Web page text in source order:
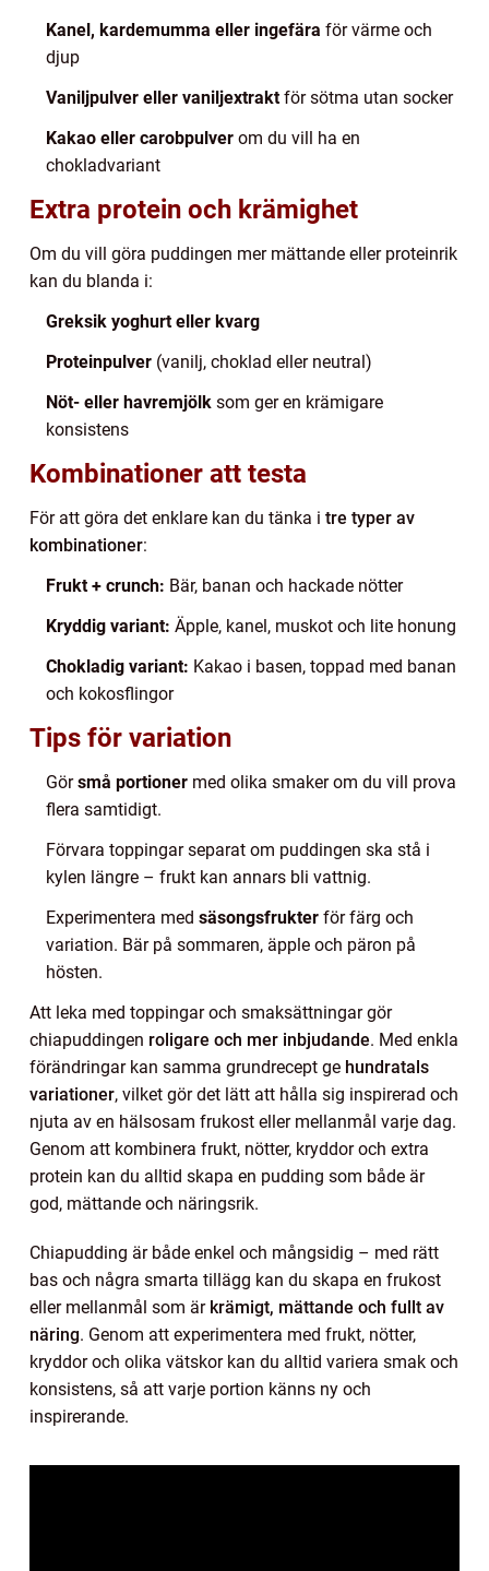
Kanel, kardemumma eller ingefära för värme och
djup
Vaniljpulver eller vaniljextraktför sötma utan socker
Kakao eller carobpulver om du vill ha en
chokladvariant
Extra protein och krämighet
Om du vill göra puddingen mer mättande eller proteinrik
kan du blanda i:
Greksik yoghurt eller kvarg
Proteinpulver (vanilj, choklad eller neutral)
Nöt- eller havremjölk som ger en krämigare
konsistens
Kombinationer att testa
För att göra det enklare kan du tänka i tre typer av
kombinationer:
Frukt + crunch: Bär, banan och hackade nötter
Kryddig variant: Äpple, kanel, muskot och lite honung
Chokladig variant: Kakao i basen, toppad med banan
och kokosflingor
Tips för variation
Görsmå portioner med olika smaker om du vill prova
flera samtidigt.
Förvara toppingar separat om puddingen ska stå i
kylen längre – frukt kan annars bli vattnig.
Experimentera med säsongsfrukter för färg och
variation. Bär på sommaren, äpple och päron på
hösten.
Att leka med toppingar och smaksättningar gör
chiapuddingen roligare och mer inbjudande. Med enkla
förändringar kan samma grundrecept ge hundratals
variationer, vilket gör det lätt att hålla sig inspirerad och
njuta av en hälsosam frukost eller mellanmål varje dag.
Genom att kombinera frukt, nötter, kryddor och extra
protein kan du alltid skapa en pudding som både är
god, mättande och näringsrik.
Chiapudding är både enkel och mångsidig – med rätt
bas och några smarta tillägg kan du skapa en frukost
eller mellanmål som är krämigt, mättande och fullt av
näring. Genom att experimentera med frukt, nötter,
kryddor och olika vätskor kan du alltid variera smak och
konsistens, så att varje portion känns ny och
inspirerande.